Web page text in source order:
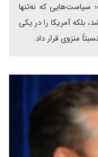
سیاست‌هایی که نه‌تنها
بلکه آمریکا را در یکی
منزوی قرار داد.